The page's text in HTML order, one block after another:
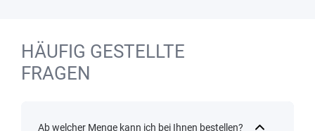
HÄUFIG GESTELLTE
FRAGEN
Ab welcher Menge kann ich bei Ihnen bestellen?